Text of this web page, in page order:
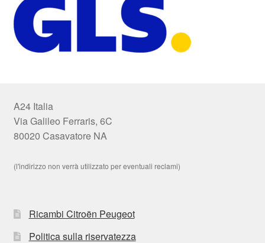
A24 Italia
Via Galileo Ferraris, 6C
80020 Casavatore NA
(l'indirizzo non verrà utilizzato per eventuali reclami)
Ricambi Citroën Peugeot
Politica sulla riservatezza